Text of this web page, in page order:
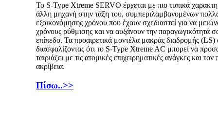
Το S-Type Xtreme SERVO έρχεται με πιο τυπικά
άλλη μηχανή στην τάξη του, συμπεριλαμβανομένων
εξοικονόμησης χρόνου που έχουν σχεδιαστεί για να
χρόνους ρύθμισης και να αυξάνουν την παραγωγικότητά
επίπεδο. Τα προαιρετικά μοντέλα μακράς διαδρομής (LS)
διασφαλίζοντας ότι το S-Type Xtreme AC μπορεί να
ταιριάζει με τις ατομικές επιχειρηματικές ανάγκες και
ακρίβεια.
Πίσω..>>